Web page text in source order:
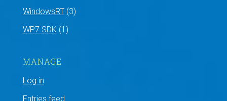
WindowsRT(3)
WP7 SDK (1)
MANAGE
Log in
Entries feed